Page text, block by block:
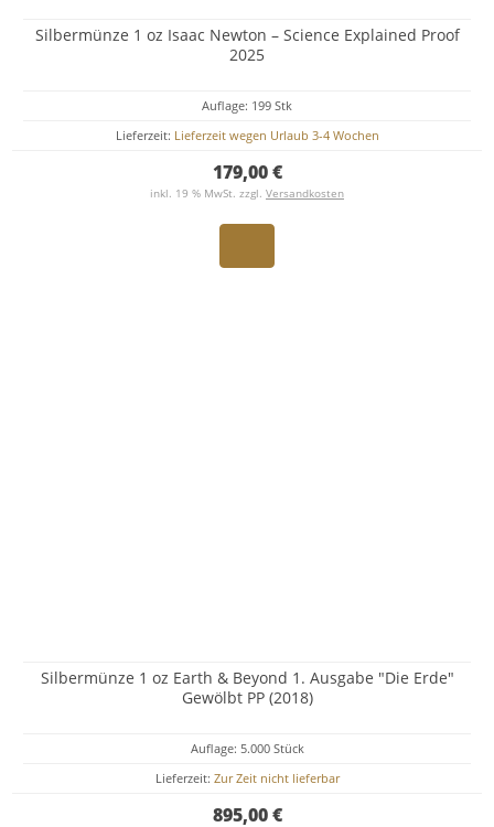
Silbermünze 1 oz Isaac Newton – Science Explained Proof
2025
Auflage: 199 Stk
Lieferzeit: Lieferzeit wegen Urlaub 3-4 Wochen
179,00 €
inkl. 19 % MwSt. zzgl. Versandkosten
Silbermünze 1 oz Earth & Beyond 1. Ausgabe "Die Erde"
Gewölbt PP (2018)
Auflage: 5.000 Stück
Lieferzeit: Zur Zeit nicht lieferbar
895,00 €